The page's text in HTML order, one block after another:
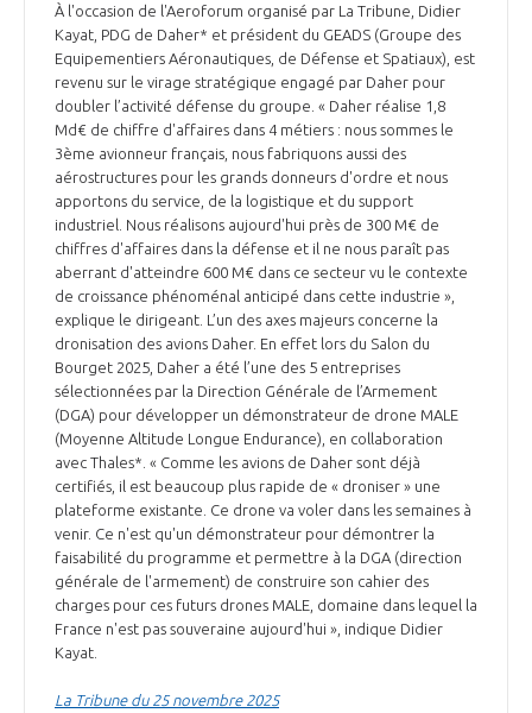
ENVIRONNEMENT
INNOVATION
INTERNATIONALISATION
RAPPORTS D'ACTIVITÉS
À l'occasion de l'Aeroforum organisé par La Tribune, Didier
Kayat, PDG de Daher* et président du GEADS (Groupe des
Equipementiers Aéronautiques, de Défense et Spatiaux), est
revenu sur le virage stratégique engagé par Daher pour
doubler l’activité défense du groupe. « Daher réalise 1,8
Md€ de chiffre d'affaires dans 4 métiers : nous sommes le
3ème avionneur français, nous fabriquons aussi des
aérostructures pour les grands donneurs d'ordre et nous
apportons du service, de la logistique et du support
industriel. Nous réalisons aujourd'hui près de 300 M€ de
chiffres d'affaires dans la défense et il ne nous paraît pas
aberrant d'atteindre 600 M€ dans ce secteur vu le contexte
de croissance phénoménal anticipé dans cette industrie »,
explique le dirigeant. L’un des axes majeurs concerne la
dronisation des avions Daher. En effet lors du Salon du
Bourget 2025, Daher a été l’une des 5 entreprises
sélectionnées par la Direction Générale de l’Armement
(DGA) pour développer un démonstrateur de drone MALE
(Moyenne Altitude Longue Endurance), en collaboration
avec Thales*. « Comme les avions de Daher sont déjà
certifiés, il est beaucoup plus rapide de « droniser » une
plateforme existante. Ce drone va voler dans les semaines à
venir. Ce n'est qu'un démonstrateur pour démontrer la
faisabilité du programme et permettre à la DGA (direction
générale de l'armement) de construire son cahier des
charges pour ces futurs drones MALE, domaine dans lequel la
France n'est pas souveraine aujourd'hui », indique Didier
Kayat.
La Tribune du 25 novembre 2025